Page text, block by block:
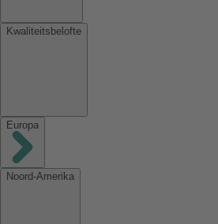
Kwaliteitsbelofte
Europa
Noord-Amerika